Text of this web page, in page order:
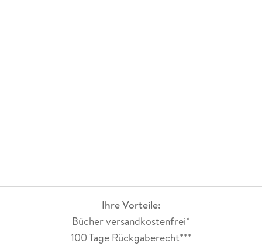
Ihre Vorteile:
Bücher versandkostenfrei*
100 Tage Rückgaberecht***